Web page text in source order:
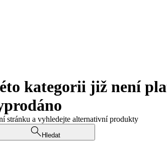
kategorii již není
stránku a vyhledejte alternativní produkty
Hledat